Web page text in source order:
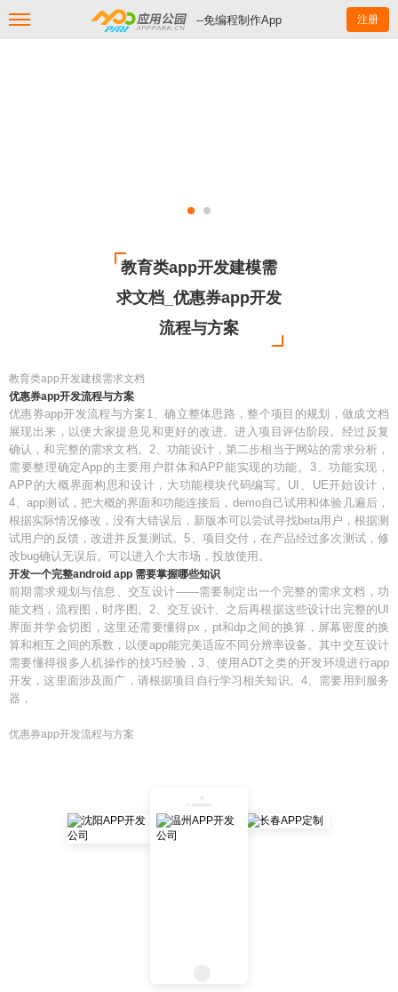
--免编程制作App 注册
教育类app开发建模需
求文档_优惠券app开发
流程与方案
教育类app开发建模需求文档
优惠券app开发流程与方案
优惠券app开发流程与方案1、确立整体思路，整个项目的规划，做成文档
展现出来，以便大家提意见和更好的改进。进入项目评估阶段。经过反复
确认，和完整的需求文档。2、功能设计，第二步相当于网站的需求分析，
需要整理确定App的主要用户群体和APP能实现的功能。3、功能实现，
APP的大概界面构思和设计，大功能模块代码编写。UI、UE开始设计，
4、app测试，把大概的界面和功能连接后，demo自己试用和体验几遍后，
根据实际情况修改，没有大错误后，新版本可以尝试寻找beta用户，根据测
试用户的反馈，改进并反复测试。5、项目交付，在产品经过多次测试，修
改bug确认无误后。可以进入个大市场，投放使用。
开发一个完整android app 需要掌握哪些知识
前期需求规划与信息、交互设计——需要制定出一个完整的需求文档，功
能文档，流程图，时序图。2、交互设计、之后再根据这些设计出完整的UI
界面并学会切图，这里还需要懂得px，pt和dp之间的换算，屏幕密度的换
算和相互之间的系数，以便app能完美适应不同分辨率设备。其中交互设计
需要懂得很多人机操作的技巧经验，3、使用ADT之类的开发环境进行app
开发，这里面涉及面广，请根据项目自行学习相关知识。4、需要用到服务
器，
优惠券app开发流程与方案